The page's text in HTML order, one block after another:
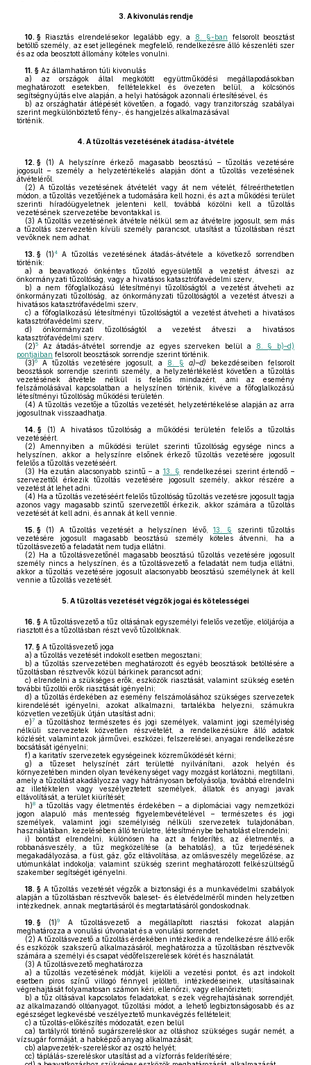
3. A kivonulás rendje
10. § Riasztás elrendelésekor legalább egy, a 8. §-ban felsorolt beosztást
betöltő személy, az eset jellegének megfelelő, rendelkezésre álló készenléti szer
és az oda beosztott állomány köteles vonulni.
11. § Az államhatáron túli kivonulás
a) az országok által megkötött együttműködési megállapodásokban
meghatározott esetekben, feltételekkel és övezeten belül, a kölcsönös
segítségnyújtás elve alapján, a helyi hatóságok azonnali értesítésével, és
b) az országhatár átlépését követően, a fogadó, vagy tranzitország szabályai
szerint megkülönböztető fény-, és hangjelzés alkalmazásával
történik.
4. A tűzoltás vezetésének átadása-átvétele
12. § (1) A helyszínre érkező magasabb beosztású – tűzoltás vezetésére
jogosult – személy a helyzetértékelés alapján dönt a tűzoltás vezetésének
átvételéről.
(2) A tűzoltás vezetésének átvételét vagy át nem vételét, félreérthetetlen
módon, a tűzoltás vezetőjének a tudomására kell hozni, és azt a működési terület
szerinti híradóügyeletnek jelenteni kell, továbbá közölni kell a tűzoltás
vezetésének szervezetébe bevontakkal is.
(3) A tűzoltás vezetésének átvétele nélkül sem az átvételre jogosult, sem más
a tűzoltás szervezetén kívüli személy parancsot, utasítást a tűzoltásban részt
vevőknek nem adhat.
13. § (1)4A tűzoltás vezetésének átadás-átvétele a következő sorrendben
történik:
a) a beavatkozó önkéntes tűzoltó egyesülettől a vezetést átveszi az
önkormányzati tűzoltóság, vagy a hivatásos katasztrófavédelmi szerv,
b) a nem főfoglalkozású létesítményi tűzoltóságtól a vezetést átveheti az
önkormányzati tűzoltóság, az önkormányzati tűzoltóságtól a vezetést átveszi a
hivatásos katasztrófavédelmi szerv,
c) a főfoglalkozású létesítményi tűzoltóságtól a vezetést átveheti a hivatásos
katasztrófavédelmi szerv,
d) önkormányzati tűzoltóságtól a vezetést átveszi a hivatásos
katasztrófavédelmi szerv.
(2)5 Az átadás-átvétel sorrendje az egyes szerveken belül a
8. § b)–d)
pontjaiban felsorolt beosztások sorrendje szerint történik.
(3)6 A tűzoltás vezetésére jogosult, a 8. § a)–d) bekezdéseiben felsorolt
beosztások sorrendje szerinti személy, a helyzetértékelést követően a tűzoltás
vezetésének átvétele nélkül is felelős mindazért, ami az esemény
felszámolásával kapcsolatban a helyszínen történik, kivéve a főfoglalkozású
létesítményi tűzoltóság működési területén.
(4) A tűzoltás vezetője a tűzoltás vezetését, helyzetértékelése alapján az arra
jogosultnak visszaadhatja.
14. § (1) A hivatásos tűzoltóság a működési területén felelős a tűzoltás
vezetéséért.
(2) Amennyiben a működési terület szerinti tűzoltóság egysége nincs a
helyszínen, akkor a helyszínre elsőnek érkező tűzoltás vezetésére jogosult
felelős a tűzoltás vezetéséért.
(3) Ha ezután alacsonyabb szintű – a 13. § rendelkezései szerint értendő –
szervezettől érkezik tűzoltás vezetésére jogosult személy, akkor részére a
vezetést át lehet adni.
(4) Ha a tűzoltás vezetéséért felelős tűzoltóság tűzoltás vezetésre jogosult tagja
azonos vagy magasabb szintű szervezettől érkezik, akkor számára a tűzoltás
vezetését át kell adni, és annak át kell vennie.
15. § (1) A tűzoltás vezetését a helyszínen lévő, 13. §
szerinti tűzoltás
vezetésére jogosult magasabb beosztású személy köteles átvenni, ha a
tűzoltásvezető a feladatát nem tudja ellátni.
(2) Ha a tűzoltásvezetőnél magasabb beosztású tűzoltás vezetésére jogosult
személy nincs a helyszínen, és a tűzoltásvezető a feladatát nem tudja ellátni,
akkor a tűzoltás vezetésére jogosult alacsonyabb beosztású személynek át kell
vennie a tűzoltás vezetését.
5. A tűzoltás vezetését végzők jogai és kötelességei
16. § A tűzoltásvezető a tűz oltásának egyszemélyi felelős vezetője, elöljárója a
riasztott és a tűzoltásban részt vevő tűzoltóknak.
17. § A tűzoltásvezető joga
a) a tűzoltás vezetését indokolt esetben megosztani;
b) a tűzoltás szervezetében meghatározott és egyéb beosztások betöltésére a
tűzoltásban résztvevők közül bárkinek parancsot adni;
c) elrendelni a szükséges erők, eszközök riasztását, valamint szükség esetén
további tűzoltói erők riasztását igényelni;
d) a tűzoltás érdekében az esemény felszámolásához szükséges szervezetek
kirendelését igényelni, azokat alkalmazni, tartalékba helyezni, számukra
közvetlen vezetőjük útján utasítást adni;
e)7 a tűzoltáshoz természetes és jogi személyek, valamint jogi személyiség
nélküli szervezetek közvetlen részvételét, a rendelkezésükre álló adatok
közlését, valamint azok járművei, eszközei, felszerelései, anyagai rendelkezésre
bocsátását igényelni;
f) a karitatív szervezetek egységeinek közreműködését kérni;
g) a tűzeset helyszínét zárt területté nyilvánítani, azok helyén és
környezetében minden olyan tevékenységet vagy mozgást korlátozni, megtiltani,
amely a tűzoltást akadályozza vagy hátrányosan befolyásolja, továbbá elrendelni
az illetéktelen vagy veszélyeztetett személyek, állatok és anyagi javak
eltávolítását, a terület kiürítését;
h)8 a tűzoltás vagy életmentés érdekében – a diplomáciai vagy nemzetközi
jogon alapuló más mentesség figyelembevételével – természetes és jogi
személyek, valamint jogi személyiség nélküli szervezetek tulajdonában,
használatában, kezelésében álló területre, létesítménybe behatolást elrendelni;
i) bontást elrendelni, különösen ha azt a felderítés, az életmentés, a
robbanásveszély, a tűz megközelítése (a behatolás), a tűz terjedésének
megakadályozása, a füst, gáz, gőz eltávolítása, az omlásveszély megelőzése, az
utómunkálat indokolja; valamint szükség szerint meghatározott felkészültségű
szakember segítségét igényelni.
18. § A tűzoltás vezetését végzők a biztonsági és a munkavédelmi szabályok
alapján a tűzoltásban résztvevők baleset- és életvédelméről minden helyzetben
intézkednek, annak megtartásáról és megtartatásáról gondoskodnak.
19. § (1)9
A tűzoltásvezető a megállapított riasztási fokozat alapján
meghatározza a vonulási útvonalat és a vonulási sorrendet.
(2) A tűzoltásvezető a tűzoltás érdekében intézkedik a rendelkezésre álló erők
és eszközök szakszerű alkalmazásáról, meghatározza a tűzoltásban résztvevők
számára a személyi és csapat védőfelszerelések körét és használatát.
(3) A tűzoltásvezető meghatározza
a) a tűzoltás vezetésének módját, kijelöli a vezetési pontot, és azt indokolt
esetben piros színű villogó fénnyel jelölteti, intézkedéseinek, utasításainak
végrehajtását folyamatosan számon kéri, ellenőrzi, vagy ellenőrizteti;
b) a tűz oltásával kapcsolatos feladatokat, s ezek végrehajtásának sorrendjét,
az alkalmazandó oltóanyagot, tűzoltási módot, a lehető legbiztonságosabb és az
egészséget legkevésbé veszélyeztető munkavégzés feltételeit;
c) a tűzoltás-előkészítés módozatát, ezen belül
ca) tartályról történő sugárszereléskor az oltáshoz szükséges sugár nemét, a
vízsugár formáját, a habképző anyag alkalmazását;
cb) alapvezeték-szereléskor az osztó helyét;
cc) táplálás-szereléskor utasítást ad a vízforrás felderítésére;